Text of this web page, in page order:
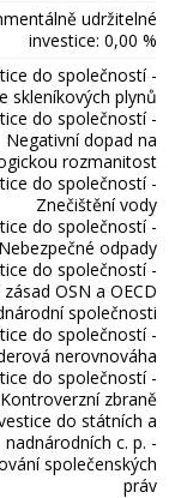
udržitelné
investice: 0,00 %
do společností -
skleníkových plynů
do společností -
Negativní dopad na
rozmanitost
do společností -
Znečištění vody
do společností -
Nebezpečné odpady
do společností -
OSN a OECD
společnosti
do společností -
nerovnováha
do společností -
Kontroverzní zbraně
do státních a
nadnárodních c. p. -
společenských
práv